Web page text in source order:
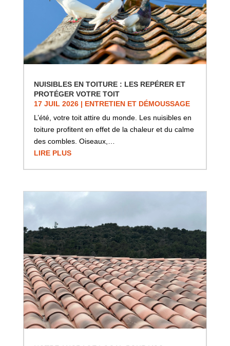
NUISIBLES EN TOITURE : LES REPÉRER ET
PROTÉGER VOTRE TOIT
17 JUIL 2026| ENTRETIEN ET DÉMOUSSAGE
L’été, votre toit attire du monde. Les nuisibles en
toiture profitent en effet de la chaleur et du calme
des combles. Oiseaux,…
LIRE PLUS